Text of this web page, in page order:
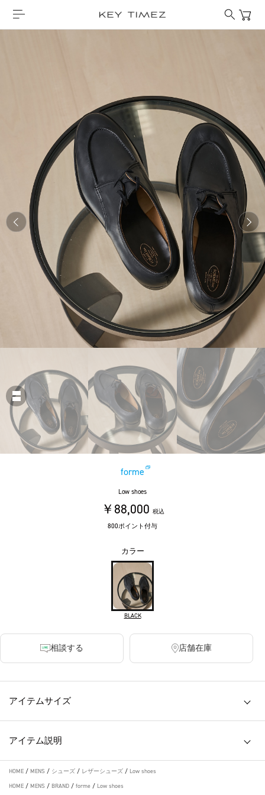
forme
Low shoes
￥88,000 税込
800ポイント付与
カラー
BLACK
相談する 店舗在庫
アイテムサイズ
アイテム説明
HOME / MENS / シューズ / レザーシューズ / Low shoes
HOME / MENS / BRAND / forme / Low shoes